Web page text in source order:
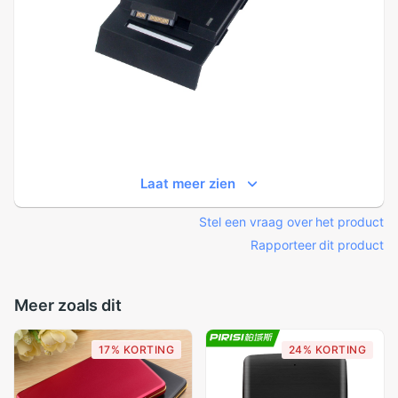
Laat meer zien
Stel een vraag over het product
Rapporteer dit product
Meer zoals dit
17% KORTING 24% KORTING